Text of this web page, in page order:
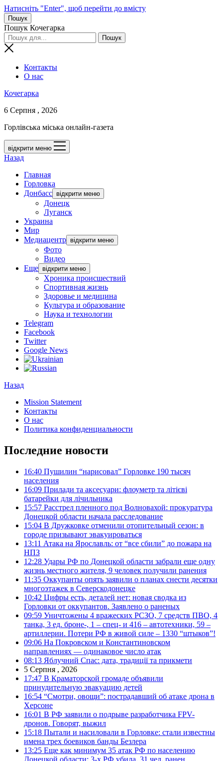
Натисніть "Enter", щоб перейти до вмісту
Пошук
Пошук Кочегарка
Контакты
О нас
Кочегарка
6 Серпня , 2026
Горлівська міська онлайн-газета
відкрити меню
Назад
Главная
Горловка
Донбасс відкрити меню
Донецк
Луганск
Украина
Мир
Медиацентр відкрити меню
Фото
Видео
Еще відкрити меню
Хроника происшествий
Спортивная жизнь
Здоровье и медицина
Культура и образование
Наука и технологии
Telegram
Facebook
Twitter
Google News
Назад
Mission Statement
Контакты
О нас
Политика конфиденциальности
Последние новости
16:40 Пушилин “нарисовал” Горловке 190 тысяч
населения
16:09 Прилади та аксесуари: флоуметр та літієві
батарейки для лічильника
15:57 Расстрел пленного под Волновахой: прокуратура
Донецкой области начала расследование
15:04 В Дружковке отменили отопительный сезон: в
городе призывают эвакуироваться
13:11 Атака на Ярославль: от “все сбили” до пожара на
НПЗ
12:28 Удары РФ по Донецкой области забрали еще одну
жизнь местного жителя, 9 человек получили ранения
11:35 Оккупанты опять заявили о планах снести десятки
многоэтажек в Северскодонецке
10:42 Цифры есть, деталей нет: новая сводка из
Горловки от оккупантов. Заявлено о раненых
09:59 Уничтожены 4 вражеских РСЗО, 7 средств ПВО, 4
танка, 3 ед. броне-, 1 – спец- и 416 – автотехники, 59 –
артиллерии. Потери РФ в живой силе – 1330 “штыков”!
09:06 На Покровском и Константиновском
направлениях — одинаковое число атак
08:13 Яблучний Спас: дата, традиції та прикмети
5 Серпня , 2026
17:47 В Краматорской громаде объявили
принудительную эвакуацию детей
16:54 “Смотри, овощи”: пострадавший об атаке дрона в
Херсоне
16:01 В РФ заявили о подрыве разработчика FPV-
дронов. Говорят, выжил
15:18 Пытали и насиловали в Горловке: стали известны
имена трех боевиков банды Безлера
13:25 Еще как минимум 35 атак РФ по населению
Донецкой области: 3-х РФ убила, 31 чел. ранен